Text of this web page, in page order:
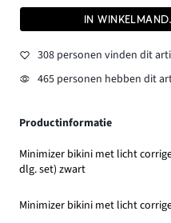
IN
308 personen vinden dit
465 personen hebben dit
Productinformatie
Minimizer bikini met licht
dlg. set) zwart
Minimizer bikini met licht